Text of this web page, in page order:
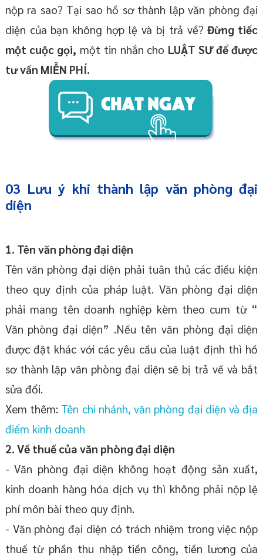
nộp ra sao? Tại sao hồ sơ thành lập văn phòng đại
diện của bạn không hợp lệ và bị trả về?Đừng tiếc
một cuộc gọi, một tin nhắn cho LUẬT SƯ để được
tư vấn MIỄN PHÍ.
03 Lưu ý khi thành lập văn phòng đại
diện
1. Tên văn phòng đại diện
Tên văn phòng đại diện phải tuân thủ các điều kiện
theo quy định của pháp luật. Văn phòng đại diện
phải mang tên doanh nghiệp kèm theo cum từ “
Văn phòng đại diện” .Nếu tên văn phòng đại diện
được đặt khác với các yêu cầu của luật định thì hồ
sơ thành lập văn phòng đại diện sẽ bị trả về và bắt
sửa đổi.
Xem thêm: Tên chi nhánh, văn phòng đại diện và địa
điểm kinh doanh
2. Về thuế của văn phòng đại diện
- Văn phòng đại diện không hoạt động sản xuất,
kinh doanh hàng hóa dịch vụ thì không phải nộp lệ
phí môn bài theo quy định.
- Văn phòng đại diện có trách nhiệm trong việc nộp
thuế từ phần thu nhập tiền công, tiền lương của